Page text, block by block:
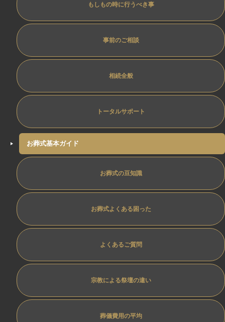
もしもの時に行うべき事
事前のご相談
相続全般
トータルサポート
お葬式基本ガイド
お葬式の豆知識
お葬式よくある困った
よくあるご質問
宗教による祭壇の違い
葬儀費用の平均